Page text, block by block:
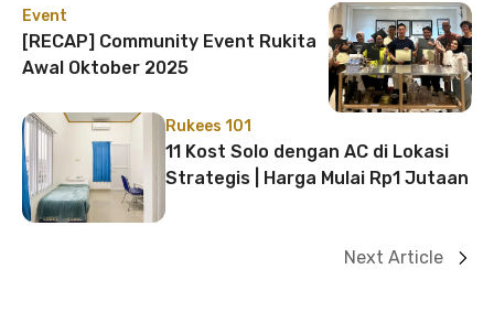
Event
[RECAP] Community Event Rukita
Awal Oktober 2025
Rukees 101
11 Kost Solo dengan AC di Lokasi
Strategis | Harga Mulai Rp1 Jutaan
Next Article